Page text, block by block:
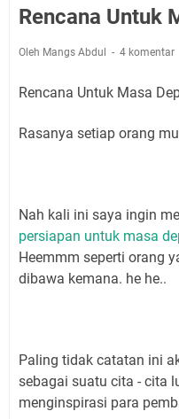
Rencana Untuk
Oleh Mangs Abdul 4 komentar
Rencana Untuk Masa
Rasanya setiap orang
Nah kali ini saya ingin
persiapan untuk masa
Heemmm seperti orang
dibawa kemana. he he..
Paling tidak catatan ini
sebagai suatu cita - cita
menginspirasi para